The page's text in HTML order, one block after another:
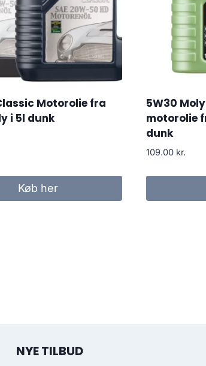
Motorolie fra
i 5l dunk
Køb her
5W30
motorolie
dunk
109.00 kr.
NYE TILBUD